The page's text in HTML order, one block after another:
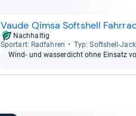
Vaude Qimsa Softshell
Nachhaltig
Sport­art: Rad­fah­ren
Typ: Softs­hell-​
Wind-​ und was­ser­dicht ohne Ein­satz